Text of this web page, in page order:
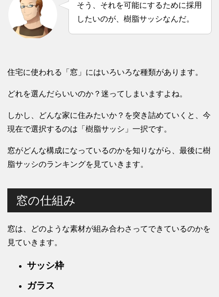
そう、それを可能にするために採用
したいのが、樹脂サッシなんだ。
住宅に使われる「窓」にはいろいろな種類があります。
どれを選んだらいいのか？迷ってしまいますよね。
しかし、どんな家に住みたいか？を突き詰めていくと、今
現在で選択するのは「樹脂サッシ」一択です。
窓がどんな構成になっているのかを知りながら、最後に樹
脂サッシのランキングを見ていきます。
窓の仕組み
窓は、どのような素材が組み合わさってできているのかを
見ていきます。
サッシ枠
ガラス